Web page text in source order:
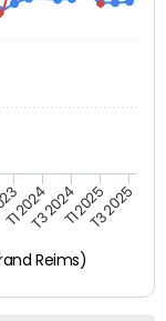
Reims)
T1 2024T3 2024T1 2025T3 2025